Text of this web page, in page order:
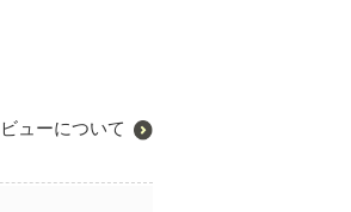
ューについて